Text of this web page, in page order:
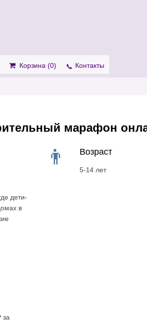
Корзина (0) Контакты
марафон
Возраст
5-14 лет
дети-
в
за